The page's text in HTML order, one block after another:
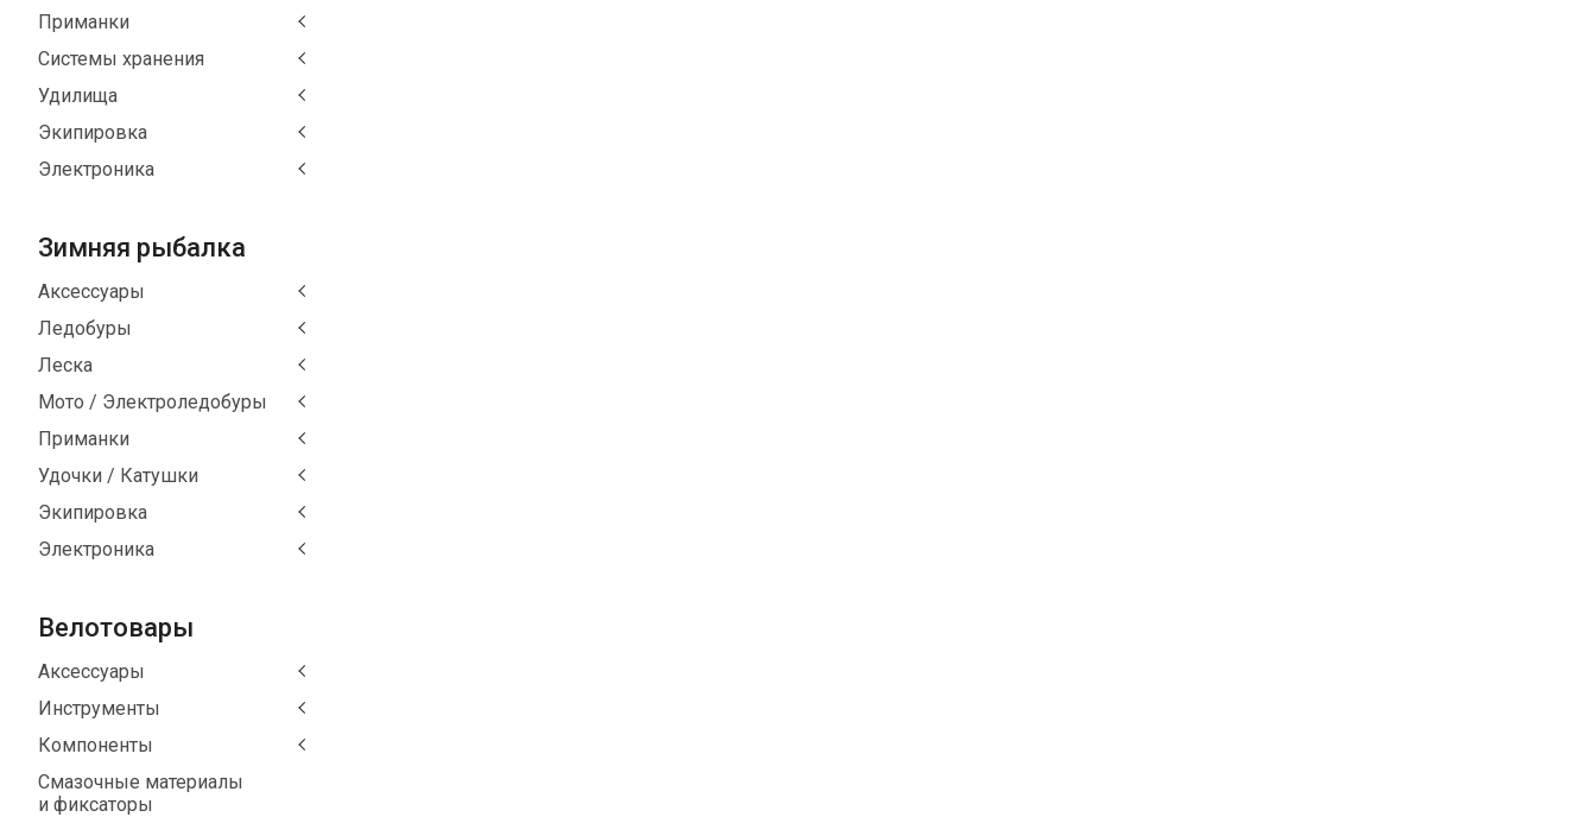
Приманки
Системы хранения
Удилища
Экипировка
Электроника
Зимняя рыбалка
Аксессуары
Ледобуры
Леска
Мото / Электроледобуры
Приманки
Удочки / Катушки
Экипировка
Электроника
Велотовары
Аксессуары
Инструменты
Компоненты
Смазочные материалы
и фиксаторы